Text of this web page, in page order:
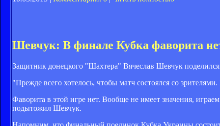
Шевчук: В финале Кубка фаворита
Защитник донецкого "Шахтера" Вячеслав Шевчук
"Прежде всего хотелось, чтобы матч состоялся со
Фаворита в этой игре нет. Вообще не имеет значения,
подытожил Шевчук.